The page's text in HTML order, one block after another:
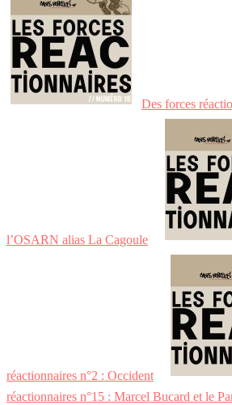
Des forces
l’OSARN alias La Cagoule
réactionnaires n°2 : Occident
réactionnaires n°15 : Marcel Bucard et le